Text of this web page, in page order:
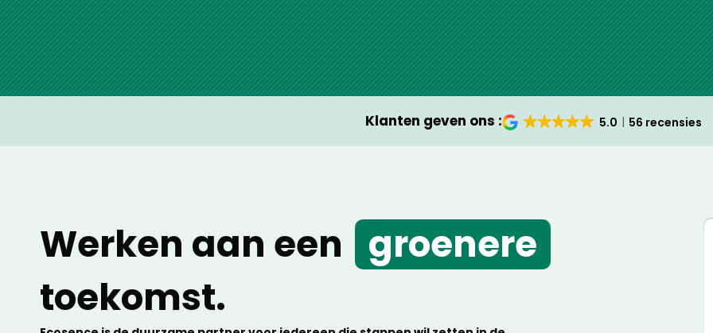
Klanten geven ons : 5.0 56 recensies
Werken aan een groenere
toekomst.